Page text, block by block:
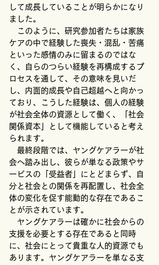
して成長していることが明らかになり
ました。
このように、研究参加者たちは家族
ケアの中で経験した喪失・混乱・苦痛
といった感情のみに留まるのではな
く、自らのつらい経験を再構成するプ
ロセスを通して、その意味を見いだ
し、内面的成長や自己超越へと向かっ
ており、こうした経験は、個人の経験
が社会全体の資源として働く、「社会
関係資本」として機能していると考え
られます。
最終段階では、ヤングケアラーが社
会へ踏み出し、彼らが単なる政策やサ
ービスの「受益者」にとどまらず、自
分と社会との関係を再配置し、社会全
体の変化を促す能動的な存在であるこ
とが示されています。
ヤングケアラーは確かに社会からの
支援を必要とする存在であると同時
に、社会にとって貴重な人的資源でも
あります。ヤングケアラーを単なる支